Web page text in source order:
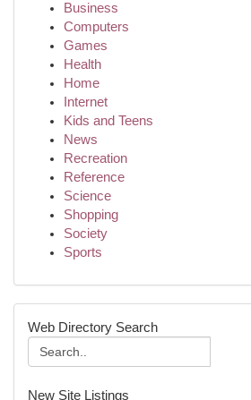
Business
Computers
Games
Health
Home
Internet
Kids and Teens
News
Recreation
Reference
Science
Shopping
Society
Sports
Web Directory Search
New Site Listings